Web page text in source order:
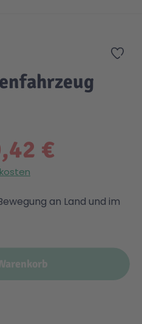
Zur
€
an Land und im